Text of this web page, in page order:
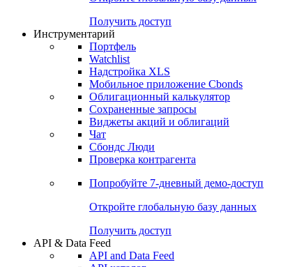
Попробуйте7-дневный
Откройте глобальную базу данных
Получить доступ
Инструментарий
Портфель
Watchlist
Надстройка XLS
Мобильное приложение Cbonds
Облигационный калькулятор
Сохраненные запросы
Виджеты акций и облигаций
Чат
Сбондс Люди
Проверка контрагента
Попробуйте7-дневный
Откройте глобальную базу данных